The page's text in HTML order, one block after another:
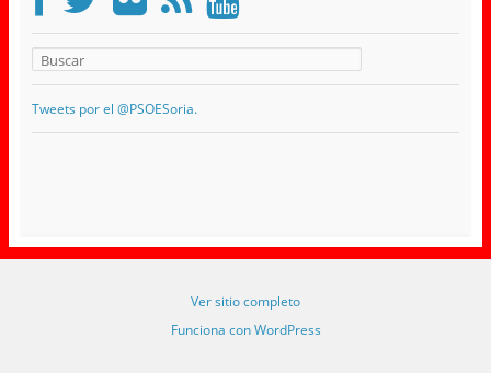
Tweets por el @PSOESoria.
Ver sitio completo
Funciona con WordPress